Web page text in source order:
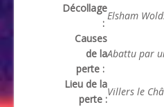
Décollage
:
Elsham
Causes
de la
perte :
Abattu par
Lieu de la
perte :
Villers le